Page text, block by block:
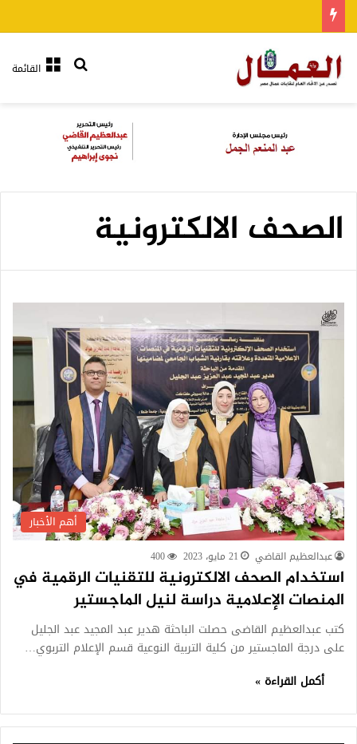
القائمةبحث عن
الصحف الالكترونية
أهم الأخبار
عبدالعظيم القاضي 21 مايو، 2023 400
استخدام الصحف الالكترونية للتقنيات الرقمية في
المنصات الإعلامية دراسة لنيل الماجستير
كتب عبدالعظيم القاضى حصلت الباحثة هدير عبد المجيد عبد الجليل
على درجة الماجستير من كلية التربية النوعية قسم الإعلام التربوي…
أكمل القراءة »